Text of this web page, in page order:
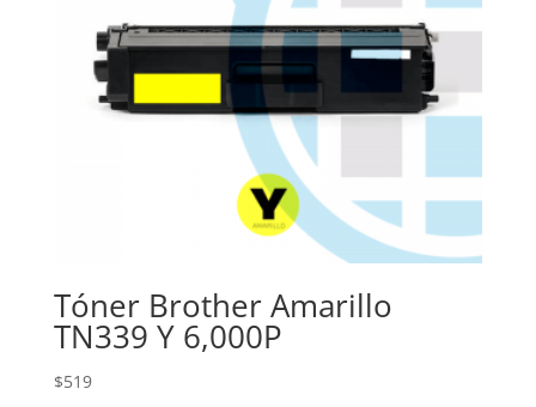
Tóner Brother Amarillo
TN339 Y 6,000P
$519